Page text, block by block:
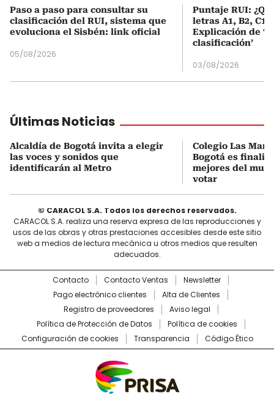
Paso a paso para consultar su
clasificación del RUI, sistema que
evoluciona el Sisbén: link oficial
05/08/2026
Puntaje RUI:
letras A1, B2, C1
Explicación de
clasificación’
03/08/2026
Últimas Noticias
Alcaldía de Bogotá invita a elegir
las voces y sonidos que
identificarán al Metro
Colegio Las
Bogotá es
mejores del
votar
© CARACOL S.A. Todos los derechos reservados.
CARACOL S.A. realiza una reserva expresa de las reproducciones y
usos de las obras y otras prestaciones accesibles desde este sitio
web a medios de lectura mecánica u otros medios que resulten
adecuados.
Contacto Contacto Ventas
Newsletter
Pago electrónico clientes
Alta de Clientes
Registro de proveedores
Aviso legal
Política de Protección de Datos
Política de cookies
Configuración de cookies
Transparencia Código Ético